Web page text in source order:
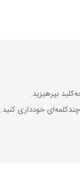
خودداری کنید.